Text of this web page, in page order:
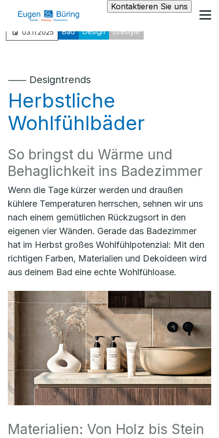
Kontaktieren Sie uns
03.11.2025 Bad Design Lifestyle
⸺ Designtrends
Herbstliche
Wohlfühlbäder
So bringst du Wärme und
Behaglichkeit ins Badezimmer
Wenn die Tage kürzer werden und draußen
kühlere Temperaturen herrschen, sehnen wir uns
nach einem gemütlichen Rückzugsort in den
eigenen vier Wänden. Gerade das Badezimmer
hat im Herbst großes Wohlfühlpotenzial: Mit den
richtigen Farben, Materialien und Dekoideen wird
aus deinem Bad eine echte Wohlfühloase.
Materialien: Von Holz bis Stein